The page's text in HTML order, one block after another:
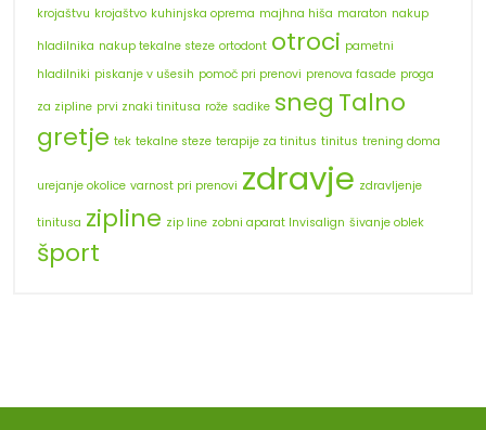
krojaštvu krojaštvo kuhinjska oprema majhna hiša maraton nakup
hladilnika nakup tekalne steze ortodont otroci pametni
hladilniki piskanje v ušesih pomoč pri prenovi prenova fasade proga
za zipline prvi znaki tinitusa rože sadike sneg Talno
gretje tek tekalne steze terapije za tinitus tinitus trening doma
urejanje okolice varnost pri prenovi zdravje zdravljenje
tinitusa zipline zip line zobni aparat Invisalign šivanje oblek
šport